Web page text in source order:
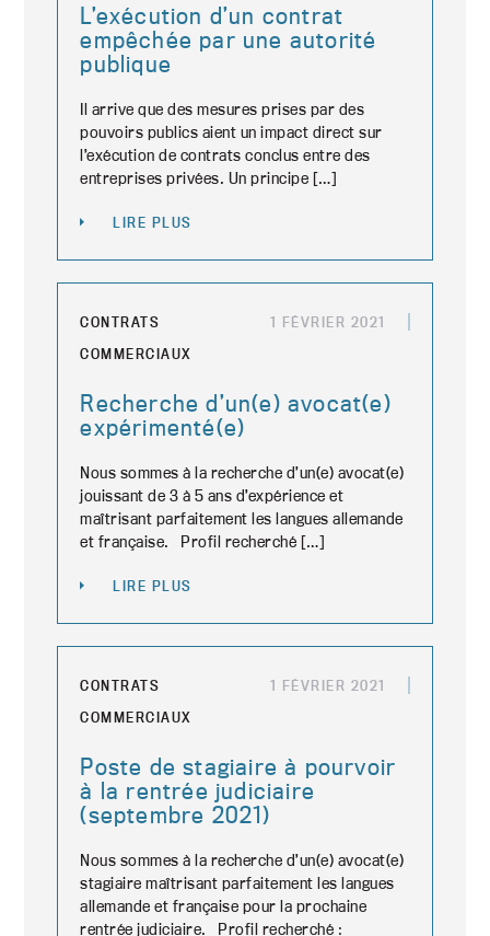
L’exécution d’un contrat
empêchée par une autorité
publique
Il arrive que des mesures prises par des
pouvoirs publics aient un impact direct sur
l’exécution de contrats conclus entre des
entreprises privées. Un principe […]
LIRE PLUS
CONTRATS
COMMERCIAUX
1 FÉVRIER 2021
Recherche d’un(e) avocat(e)
expérimenté(e)
Nous sommes à la recherche d’un(e) avocat(e)
jouissant de 3 à 5 ans d’expérience et
maîtrisant parfaitement les langues allemande
et française. Profil recherché […]
LIRE PLUS
CONTRATS
COMMERCIAUX
1 FÉVRIER 2021
Poste de stagiaire à pourvoir
à la rentrée judiciaire
(septembre 2021)
Nous sommes à la recherche d’un(e) avocat(e)
stagiaire maîtrisant parfaitement les langues
allemande et française pour la prochaine
rentrée judiciaire. Profil recherché :